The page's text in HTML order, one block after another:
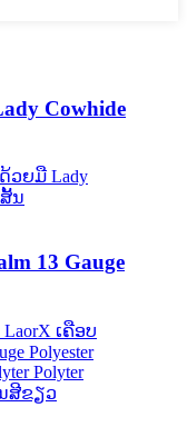
Cowhide
13 Gauge